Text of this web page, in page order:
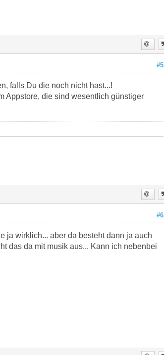
#5
falls Du die noch nicht hast...!
Appstore, die sind wesentlich günstiger
#6
ja wirklich... aber da besteht dann ja auch
das da mit musik aus... Kann ich nebenbei